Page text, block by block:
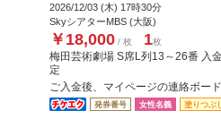
2026/12/03 (木) 17時30分
SkyシアターMBS (大阪)
￥18,000 / 枚 1枚
梅田芸術劇場 S席L列13～26番 入
定
ご入金後、マイページの連絡ボー
発券番号 女性名義 塗りつぶ